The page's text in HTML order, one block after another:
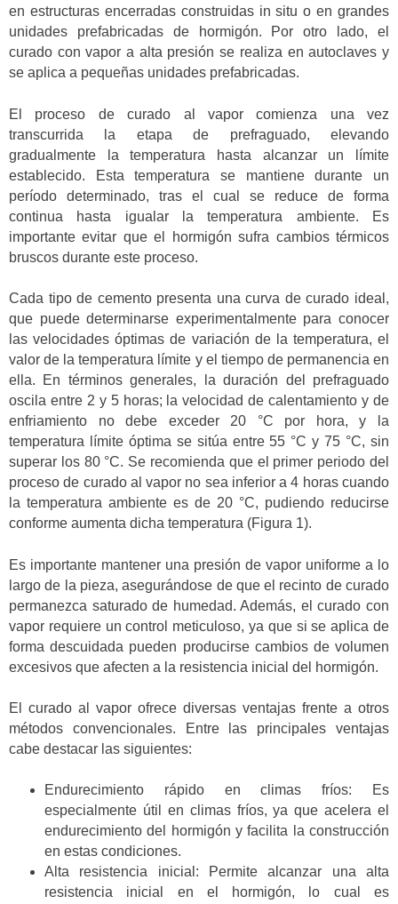
en estructuras encerradas construidas in situ o en grandes
unidades prefabricadas de hormigón. Por otro lado, el
curado con vapor a alta presión se realiza en autoclaves y
se aplica a pequeñas unidades prefabricadas.
El proceso de curado al vapor comienza una vez
transcurrida la etapa de prefraguado, elevando
gradualmente la temperatura hasta alcanzar un límite
establecido. Esta temperatura se mantiene durante un
período determinado, tras el cual se reduce de forma
continua hasta igualar la temperatura ambiente. Es
importante evitar que el hormigón sufra cambios térmicos
bruscos durante este proceso.
Cada tipo de cemento presenta una curva de curado ideal,
que puede determinarse experimentalmente para conocer
las velocidades óptimas de variación de la temperatura, el
valor de la temperatura límite y el tiempo de permanencia en
ella. En términos generales, la duración del prefraguado
oscila entre 2 y 5 horas; la velocidad de calentamiento y de
enfriamiento no debe exceder 20 °C por hora, y la
temperatura límite óptima se sitúa entre 55 °C y 75 °C, sin
superar los 80 °C. Se recomienda que el primer periodo del
proceso de curado al vapor no sea inferior a 4 horas cuando
la temperatura ambiente es de 20 °C, pudiendo reducirse
conforme aumenta dicha temperatura (Figura 1).
Es importante mantener una presión de vapor uniforme a lo
largo de la pieza, asegurándose de que el recinto de curado
permanezca saturado de humedad. Además, el curado con
vapor requiere un control meticuloso, ya que si se aplica de
forma descuidada pueden producirse cambios de volumen
excesivos que afecten a la resistencia inicial del hormigón.
El curado al vapor ofrece diversas ventajas frente a otros
métodos convencionales. Entre las principales ventajas
cabe destacar las siguientes:
Endurecimiento rápido en climas fríos: Es
especialmente útil en climas fríos, ya que acelera el
endurecimiento del hormigón y facilita la construcción
en estas condiciones.
Alta resistencia inicial: Permite alcanzar una alta
resistencia inicial en el hormigón, lo cual es